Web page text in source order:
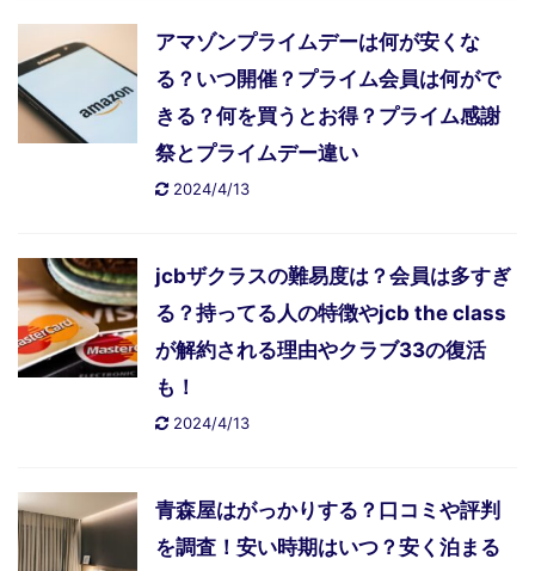
アマゾンプライムデーは何が安くな
る？いつ開催？プライム会員は何がで
きる？何を買うとお得？プライム感謝
祭とプライムデー違い
2024/4/13
jcbザクラスの難易度は？会員は多すぎ
る？持ってる人の特徴やjcb the class
が解約される理由やクラブ33の復活
も！
2024/4/13
青森屋はがっかりする？口コミや評判
を調査！安い時期はいつ？安く泊まる